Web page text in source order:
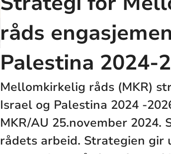
råds
Palestina 2024-
Mellomkirkelig råds (MKR)
Israel og Palestina 2024 -
MKR/AU 25.november
rådets arbeid. Strategien gir